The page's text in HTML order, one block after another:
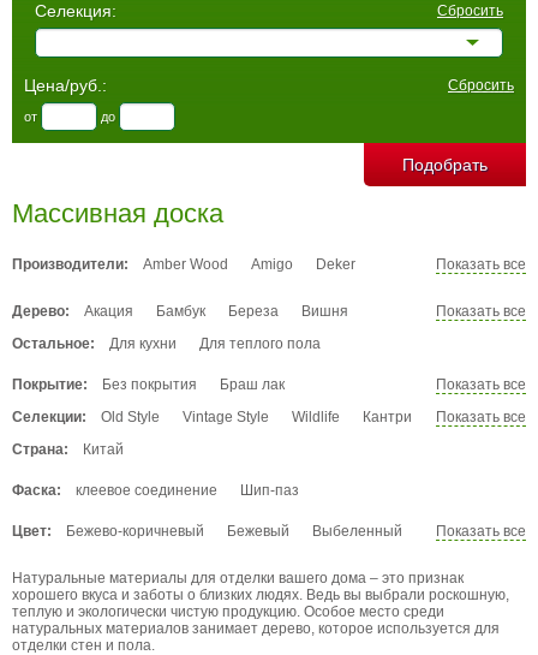
Сбросить
Селекция:
Цена/руб.: Сбросить
от до
Массивная доска
Производители: Amber Wood Amigo
Deker
Parketoff
Sherwood
Vintage Deco
Стародуб
Показать все
Дерево: Акация Бамбук Береза
Вишня
Гикори
Дуб Ильм Ироко
Мироксилон
Орех Палисандр
Тик
Ясень Ятоба
Показать все
Остальное:
Для кухни Для теплого пола
Покрытие: Без покрытия
Браш лак
Браш лак матовый
Браш лак состаренный
Показать все
Селекции:
Old Style Vintage Style Wildlife
Кантри
Микс
Показать все
Страна:
Китай
Фаска: клеевое соединение Шип-паз
Цвет: Бежево-коричневый Бежевый
Выбеленный
Золотисто-коричневый
Коричневый
Красно-коричневый
Красный
Натуральный
Оранжево-коричневый
Розовый
Светлая
Показать все
Натуральные материалы для отделки вашего дома – это признак
хорошего вкуса и заботы о близких людях. Ведь вы выбрали роскошную,
теплую и экологически чистую продукцию. Особое место среди
натуральных материалов занимает дерево, которое используется для
отделки стен и пола.